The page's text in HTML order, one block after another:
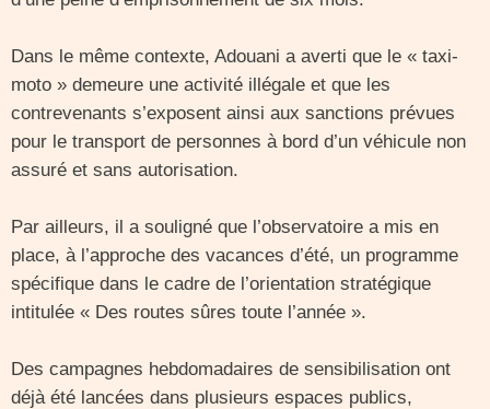
Dans le même contexte, Adouani a averti que le « taxi-
moto » demeure une activité illégale et que les
contrevenants s’exposent ainsi aux sanctions prévues
pour le transport de personnes à bord d’un véhicule non
assuré et sans autorisation.
Par ailleurs, il a souligné que l’observatoire a mis en
place, à l’approche des vacances d’été, un programme
spécifique dans le cadre de l’orientation stratégique
intitulée « Des routes sûres toute l’année ».
Des campagnes hebdomadaires de sensibilisation ont
déjà été lancées dans plusieurs espaces publics,